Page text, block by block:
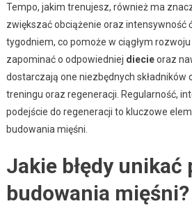
Tempo, jakim trenujesz, również ma
zwiększać obciążenie oraz intensywność
tygodniem, co pomoże w ciągłym
zapominać o odpowiedniej diecieoraz
dostarczają one niezbędnych składników
treningu oraz regeneracji. Regularność,
podejście do regeneracji to kluczowe
budowania mięśni.
Jakie błędy unikać
budowania mięśni?